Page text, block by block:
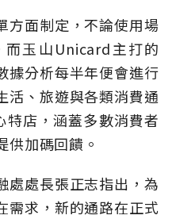
方面制定，不論使用場
玉山Unicard主打的
據分析每半年便會進行
活、旅遊與各類消費通
店，涵蓋多數消費者
供加碼回饋。
處處長張正志指出，為
需求，新的通路在正式